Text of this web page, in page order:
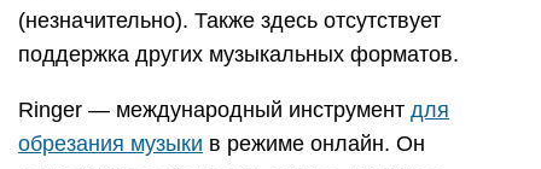
(незначительно). Также здесь отсутствует
поддержка других музыкальных форматов.
Ringer — международный инструмент для
обрезания музыки в режиме онлайн. Он